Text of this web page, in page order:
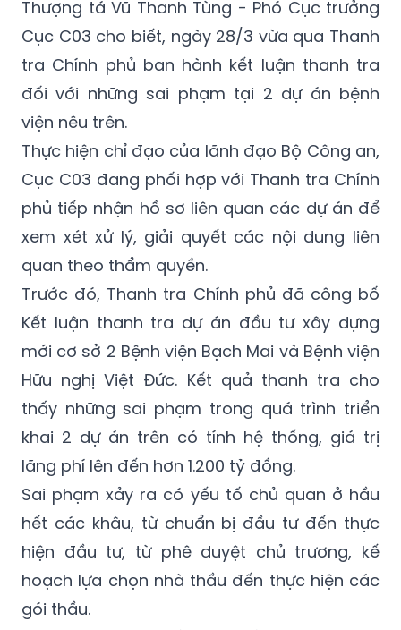
đầu tư xây dựng mới cơ sở 2 Bệnh viện Việt
Đức, ban hành vài ngày trước.
Thượng tá Vũ Thanh Tùng - Phó Cục trưởng
Cục C03 cho biết, ngày 28/3 vừa qua Thanh
tra Chính phủ ban hành kết luận thanh tra
đối với những sai phạm tại 2 dự án bệnh
viện nêu trên.
Thực hiện chỉ đạo của lãnh đạo Bộ Công an,
Cục C03 đang phối hợp với Thanh tra Chính
phủ tiếp nhận hồ sơ liên quan các dự án để
xem xét xử lý, giải quyết các nội dung liên
quan theo thẩm quyền.
Trước đó, Thanh tra Chính phủ đã công bố
Kết luận thanh tra dự án đầu tư xây dựng
mới cơ sở 2 Bệnh viện Bạch Mai và Bệnh viện
Hữu nghị Việt Đức. Kết quả thanh tra cho
thấy những sai phạm trong quá trình triển
khai 2 dự án trên có tính hệ thống, giá trị
lãng phí lên đến hơn 1.200 tỷ đồng.
Sai phạm xảy ra có yếu tố chủ quan ở hầu
hết các khâu, từ chuẩn bị đầu tư đến thực
hiện đầu tư, từ phê duyệt chủ trương, kế